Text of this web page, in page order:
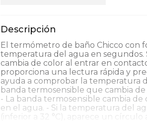
El termómetro de baño Chicco con
temperatura del agua en segundos.
cambia de color al entrar en
proporciona una lectura rápida y
ayuda a comprobar la temperatura
banda termosensible que cambia de
- La banda termosensible cambia
en el agua. - Si la temperatura del
(inferior a 32 °C), aparece un círculo